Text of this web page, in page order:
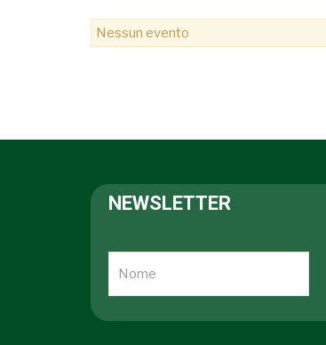
Nessun evento
NEWSLETTER